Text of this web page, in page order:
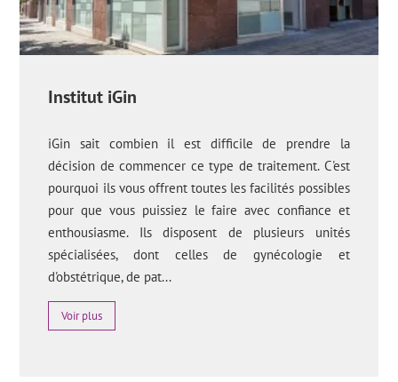
Institut iGin
iGin sait combien il est difficile de prendre la
décision de commencer ce type de traitement. C'est
pourquoi ils vous offrent toutes les facilités possibles
pour que vous puissiez le faire avec confiance et
enthousiasme. Ils disposent de plusieurs unités
spécialisées, dont celles de gynécologie et
d'obstétrique, de pat...
Voir plus